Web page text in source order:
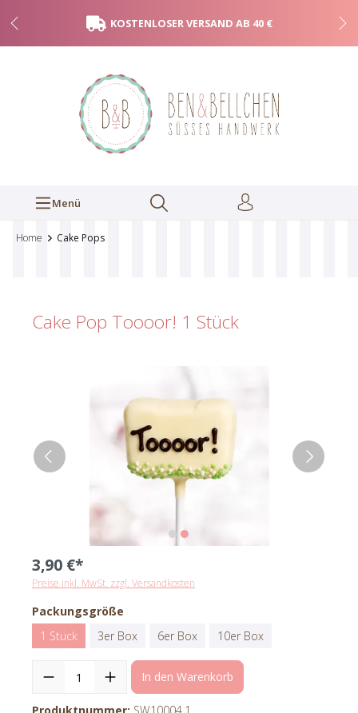
KOSTENLOSER VERSAND AB 40 €
Menü
Home Cake Pops
Cake Pop Toooor! 1 Stück
3,90 €*
Preise inkl. MwSt. zzgl. Versandkosten
Packungsgröße
1 Stück
3er Box 6er Box 10er Box
In den Warenkorb